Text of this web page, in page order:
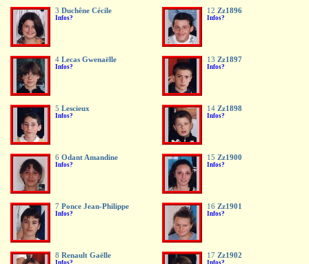
3 Duchêne Cécile
Infos?
12 Zz1896
Infos?
4 Lecas Gwenaëlle
Infos?
13 Zz1897
Infos?
5 Lescieux
Infos?
14 Zz1898
Infos?
6 Odant Amandine
Infos?
15 Zz1900
Infos?
7 Ponce Jean-Philippe
Infos?
16 Zz1901
Infos?
8 Renault Gaëlle
Infos?
17 Zz1902
Infos?